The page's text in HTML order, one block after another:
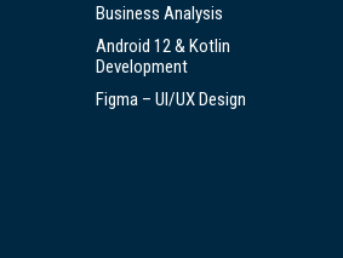
Business Analysis
Android 12 & Kotlin
Development
Figma – UI/UX Design